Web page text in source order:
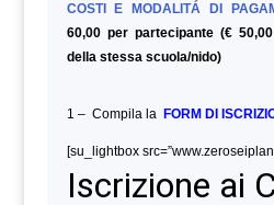
COSTI E MODALITÁ DI
60,00 per partecipante (€
della stessa scuola/nido)
1 – Compila la FORM DI
[su_lightbox